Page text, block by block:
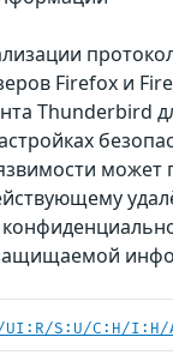
Firefox и
Thunderbird
может
UI:R/S:U/C:H/I:H/